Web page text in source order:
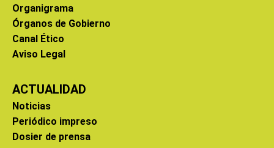
Organigrama
Órganos de Gobierno
Canal Ético
Aviso Legal
ACTUALIDAD
Noticias
Periódico impreso
Dosier de prensa